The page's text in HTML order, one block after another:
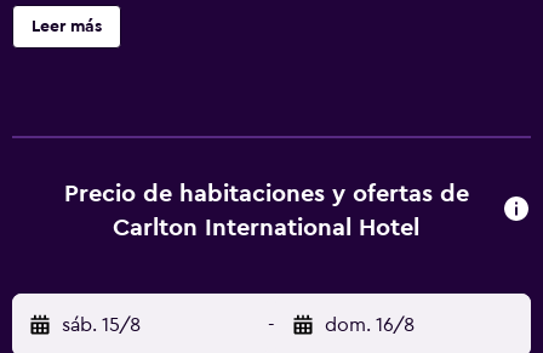
pueden planificar salidas y actividades, si lo desean, con la
ayuda del personal del mostrador turístico. Las
igual. Chongqing Carlton Hotel ofrece 332 habitaciones
con aire acondicionado que incluyen lo esencial para que
suministros de cortesía para preparar té y café. En el
restaurante se sirve cocina china en un ambiente
Leer más
Precio de habitaciones y ofertas de
Carlton International Hotel
sáb. 15/8 - dom. 16/8